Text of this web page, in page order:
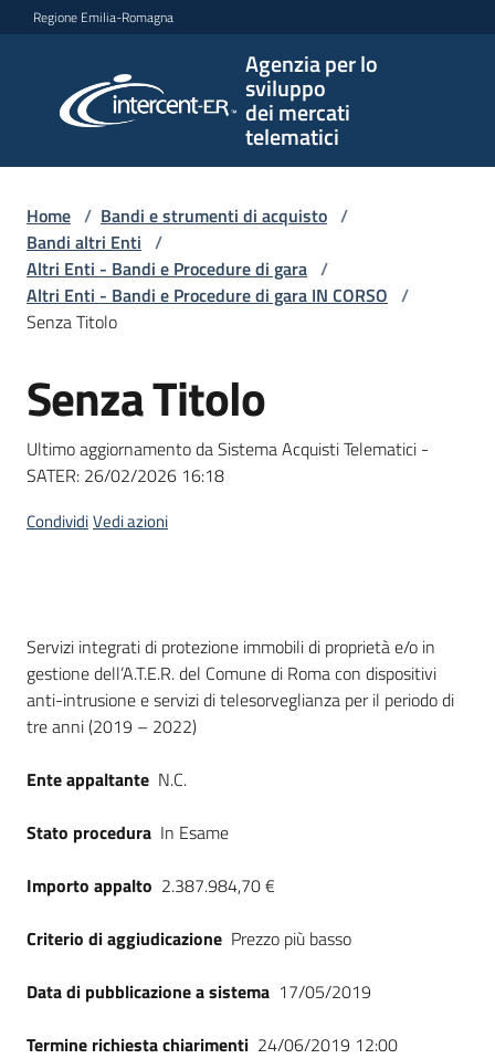
Vai al contenuto
Vai alla navigazione
Vai al footer
Regione Emilia-Romagna
Agenzia per lo
sviluppo
dei mercati
telematici
per lo
sviluppo
telematici
L'Agenzia
Bandi
strumenti
di
acquisto
Piattaforme
telematiche
English
Seguici
su
Home / Bandi e strumenti di acquisto /
Bandi altri Enti /
Altri Enti - Bandi e Procedure di gara /
Altri Enti - Bandi e Procedure di gara IN CORSO /
Senza Titolo
Salta al contenuto
Senza Titolo
Ultimo aggiornamento da Sistema Acquisti Telematici -
SATER: 26/02/2026 16:18
CondividiVedi azioni
Dati del bando
Servizi integrati di protezione immobili di proprietà e/o in
gestione dell’A.T.E.R. del Comune di Roma con dispositivi
anti-intrusione e servizi di telesorveglianza per il periodo di
tre anni (2019 – 2022)
Ente appaltante N.C.
Stato procedura In Esame
Importo appalto 2.387.984,70 €
Criterio di aggiudicazione Prezzo più basso
Data di pubblicazione a sistema 17/05/2019
Termine richiesta chiarimenti 24/06/2019 12:00